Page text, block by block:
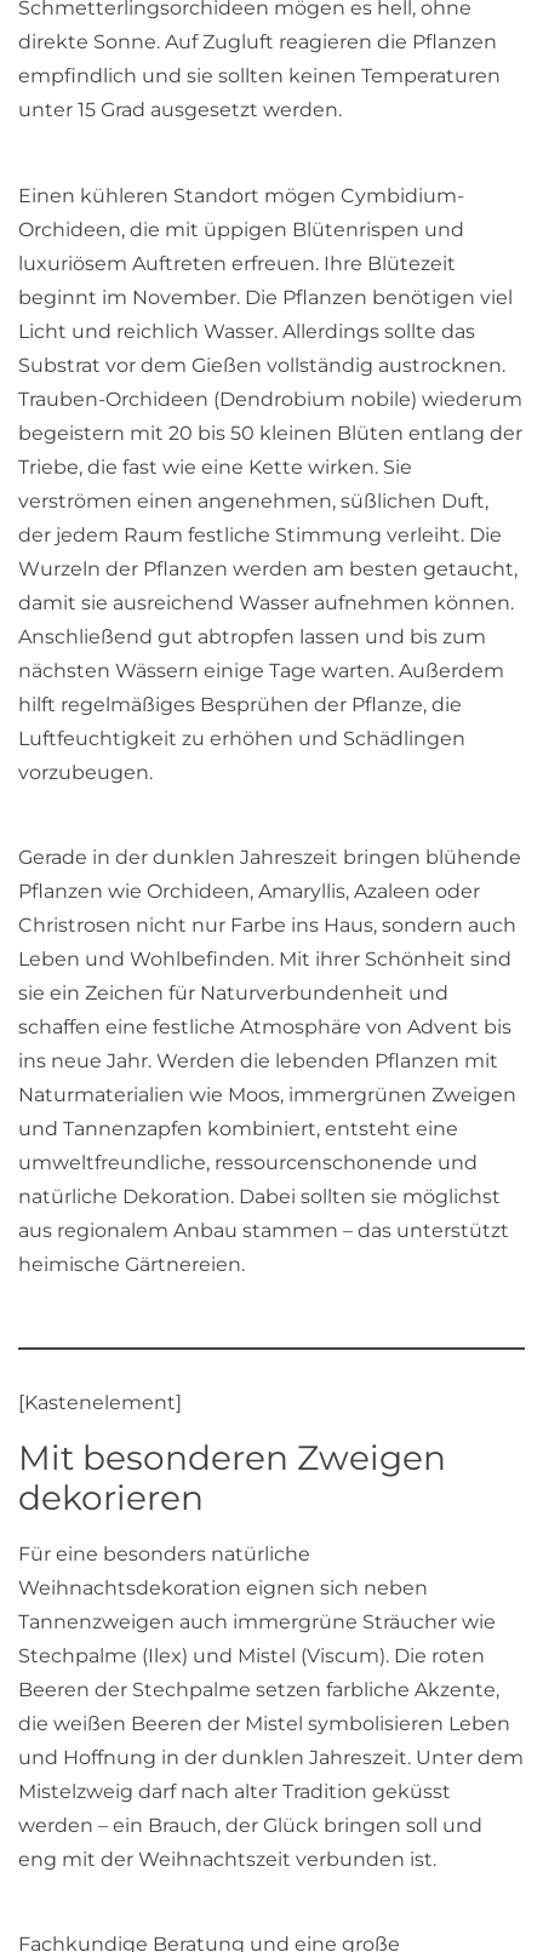
Schmetterlingsorchideen mögen es hell, ohne
direkte Sonne. Auf Zugluft reagieren die Pflanzen
empfindlich und sie sollten keinen Temperaturen
unter 15 Grad ausgesetzt werden.
Einen kühleren Standort mögen Cymbidium-
Orchideen, die mit üppigen Blütenrispen und
luxuriösem Auftreten erfreuen. Ihre Blütezeit
beginnt im November. Die Pflanzen benötigen viel
Licht und reichlich Wasser. Allerdings sollte das
Substrat vor dem Gießen vollständig austrocknen.
Trauben-Orchideen (Dendrobium nobile) wiederum
begeistern mit 20 bis 50 kleinen Blüten entlang der
Triebe, die fast wie eine Kette wirken. Sie
verströmen einen angenehmen, süßlichen Duft,
der jedem Raum festliche Stimmung verleiht. Die
Wurzeln der Pflanzen werden am besten getaucht,
damit sie ausreichend Wasser aufnehmen können.
Anschließend gut abtropfen lassen und bis zum
nächsten Wässern einige Tage warten. Außerdem
hilft regelmäßiges Besprühen der Pflanze, die
Luftfeuchtigkeit zu erhöhen und Schädlingen
vorzubeugen.
Gerade in der dunklen Jahreszeit bringen blühende
Pflanzen wie Orchideen, Amaryllis, Azaleen oder
Christrosen nicht nur Farbe ins Haus, sondern auch
Leben und Wohlbefinden. Mit ihrer Schönheit sind
sie ein Zeichen für Naturverbundenheit und
schaffen eine festliche Atmosphäre von Advent bis
ins neue Jahr. Werden die lebenden Pflanzen mit
Naturmaterialien wie Moos, immergrünen Zweigen
und Tannenzapfen kombiniert, entsteht eine
umweltfreundliche, ressourcenschonende und
natürliche Dekoration. Dabei sollten sie möglichst
aus regionalem Anbau stammen – das unterstützt
heimische Gärtnereien.
[Kastenelement]
Mit besonderen Zweigen
dekorieren
Für eine besonders natürliche
Weihnachtsdekoration eignen sich neben
Tannenzweigen auch immergrüne Sträucher wie
Stechpalme (Ilex) und Mistel (Viscum). Die roten
Beeren der Stechpalme setzen farbliche Akzente,
die weißen Beeren der Mistel symbolisieren Leben
und Hoffnung in der dunklen Jahreszeit. Unter dem
Mistelzweig darf nach alter Tradition geküsst
werden – ein Brauch, der Glück bringen soll und
eng mit der Weihnachtszeit verbunden ist.
Fachkundige Beratung und eine große